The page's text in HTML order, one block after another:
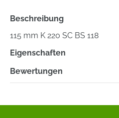
Beschreibung
115 mm K 220 SC BS 118
Eigenschaften
Bewertungen